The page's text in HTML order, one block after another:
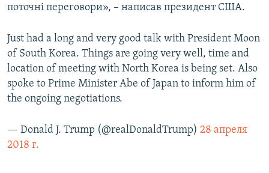
поточні переговори», – написав президент США.
Just had a long and very good talk with President Moon
of South Korea. Things are going very well, time and
location of meeting with North Korea is being set. Also
spoke to Prime Minister Abe of Japan to inform him of
the ongoing negotiations.
— Donald J. Trump (@realDonaldTrump) 28 апреля
2018 г.